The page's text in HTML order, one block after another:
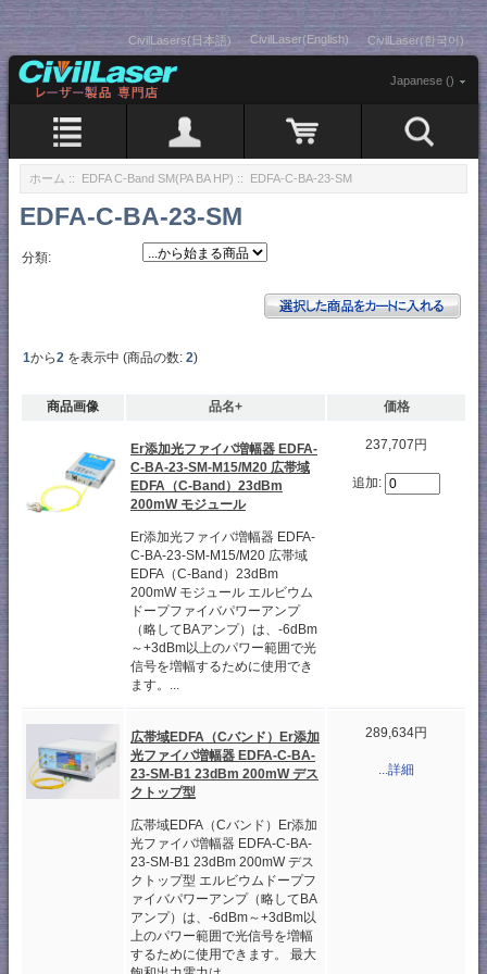
CivilLasers(日本語) CivilLaser(English) CivilLaser(한국어)
Japanese ()
ホーム :: EDFA C-Band SM(PA BA HP) :: EDFA-C-BA-23-SM
EDFA-C-BA-23-SM
分類:
1から2 を表示中 (商品の数: 2)
商品画像 品名+ 価格
Er添加光ファイバ増幅器 EDFA-
C-BA-23-SM-M15/M20 広帯域
EDFA（C-Band）23dBm
200mW モジュール
Er添加光ファイバ増幅器 EDFA-
C-BA-23-SM-M15/M20 広帯域
EDFA（C-Band）23dBm
200mW モジュール エルビウム
ドープファイバパワーアンプ
（略してBAアンプ）は、-6dBm
～+3dBm以上のパワー範囲で光
信号を増幅するために使用でき
ます。...
237,707円
追加:
広帯域EDFA（Cバンド）Er添加
光ファイバ増幅器 EDFA-C-BA-
23-SM-B1 23dBm 200mW デス
クトップ型
広帯域EDFA（Cバンド）Er添加
光ファイバ増幅器 EDFA-C-BA-
23-SM-B1 23dBm 200mW デス
クトップ型 エルビウムドープフ
ァイバパワーアンプ（略してBA
アンプ）は、-6dBm～+3dBm以
上のパワー範囲で光信号を増幅
するために使用できます。 最大
289,634円
...詳細